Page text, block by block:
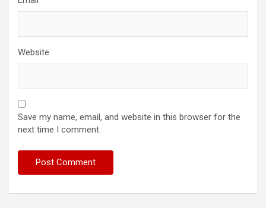
Website
Save my name, email, and website in this browser for the
next time I comment.